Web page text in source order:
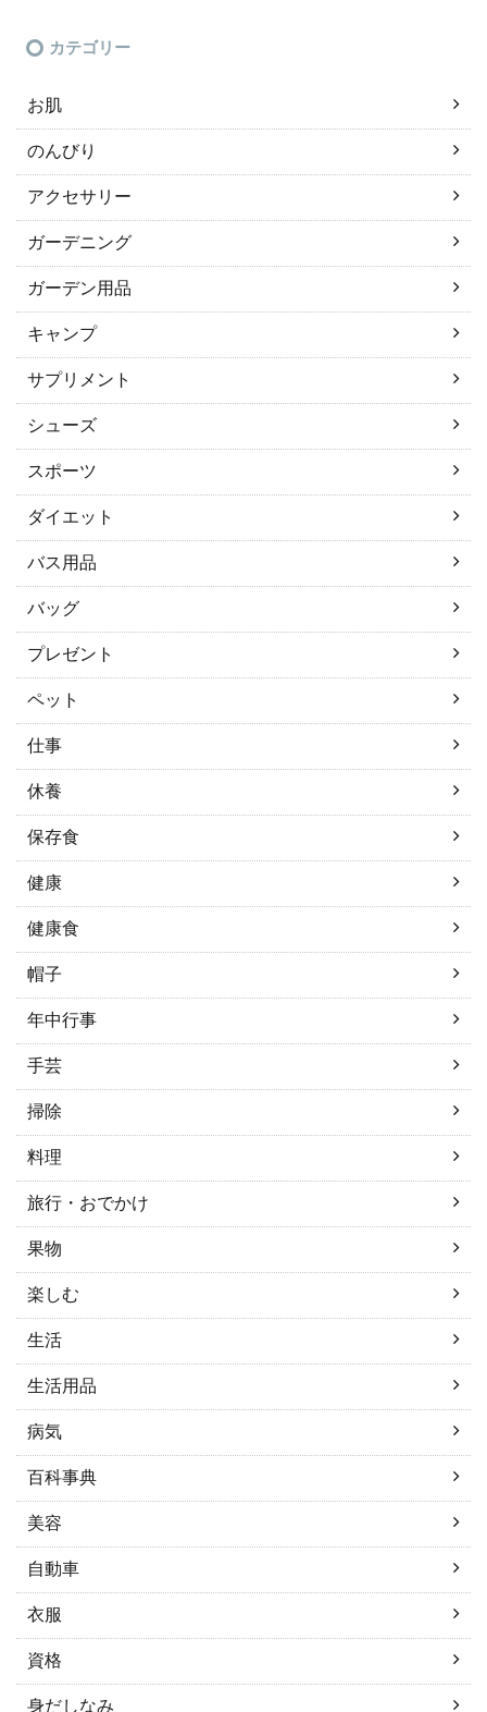
カテゴリー
お肌
のんびり
アクセサリー
ガーデニング
ガーデン用品
キャンプ
サプリメント
シューズ
スポーツ
ダイエット
バス用品
バッグ
プレゼント
ペット
仕事
休養
保存食
健康
健康食
帽子
年中行事
手芸
掃除
料理
旅行・おでかけ
果物
楽しむ
生活
生活用品
病気
百科事典
美容
自動車
衣服
資格
身だしなみ